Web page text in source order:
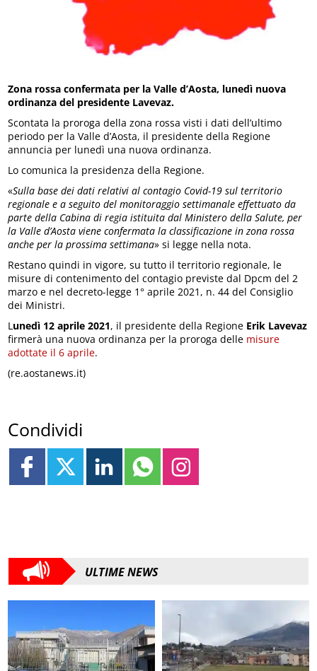
Zona rossa confermata per la Valle d’Aosta, lunedì nuova
ordinanza del presidente Lavevaz.
Scontata la proroga della zona rossa visti i dati dell’ultimo
periodo per la Valle d’Aosta, il presidente della Regione
annuncia per lunedì una nuova ordinanza.
Lo comunica la presidenza della Regione.
«Sulla base dei dati relativi al contagio Covid-19 sul territorio
regionale e a seguito del monitoraggio settimanale effettuato da
parte della Cabina di regia istituita dal Ministero della Salute, per
la Valle d’Aosta viene confermata la classificazione in zona rossa
anche per la prossima settimana» si legge nella nota.
Restano quindi in vigore, su tutto il territorio regionale, le
misure di contenimento del contagio previste dal Dpcm del 2
marzo e nel decreto-legge 1° aprile 2021, n. 44 del Consiglio
dei Ministri.
Lunedì 12 aprile 2021, il presidente della Regione Erik Lavevaz
firmerà una nuova ordinanza per la proroga delle misure
adottate il 6 aprile.
(re.aostanews.it)
Condividi
ULTIME NEWS